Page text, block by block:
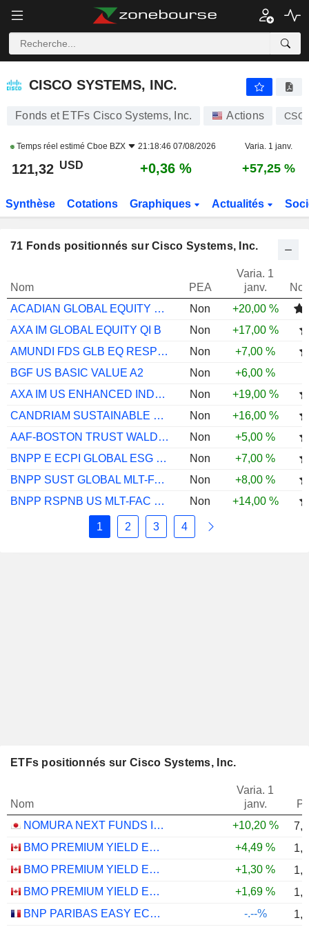
CISCO SYSTEMS, INC.
CISCO SYSTEMS, INC.
Fonds et ETFs Cisco Systems, Inc. Actions
Temps réel estimé Cboe BZX 21:18:46 07/08/2026 Varia. 1 janv.
121,32 USD +0,36 % +57,25 %
Synthèse Cotations Graphiques Actualités
71 Fonds positionnés sur Cisco Systems, Inc.
Nom PEA
Varia. 1
janv.
ACADIAN GLOBAL EQUITY UCITS A EUR
Non
+20,00 %
AXA IM GLOBAL EQUITY QI B
Non
+17,00 %
AMUNDI FDS GLB EQ RESP A EUR C
Non
+7,00 %
BGF US BASIC VALUE A2
Non
+6,00 %
AXA IM US ENHANCED INDEX EQ QI M $ ACC
Non
+19,00 %
CANDRIAM SUSTAINABLE EQ FUT MBLTY CH ...
Non
+16,00 %
AAF-BOSTON TRUST WALDEN US ESG EQS I$
Non
+5,00 %
BNPP E ECPI GLOBAL ESG INFRAS TRACK CL
Non
+7,00 %
BNPP SUST GLOBAL MLT-FAC EQ CLRH EUR ACC
Non
+8,00 %
BNPP RSPNB US MLT-FAC EQ CL EUR ACC
Non +14,00 %
1 2 3 4
ETFs positionnés sur Cisco Systems, Inc.
Nom
Varia. 1
janv.
NOMURA NEXT FUNDS INTERNATIONAL EQUITY MSCI-KOKUSAI (YEN-HEDGED) ETF - JPY
+10,20 %
BMO PREMIUM YIELD ETF - CAD
+4,49 %
BMO PREMIUM YIELD ETF - USD
+1,30 %
BMO PREMIUM YIELD ETF - CAD HEDGED
+1,69 %
BNP PARIBAS EASY ECPI GLOBAL ESG INFRASTRUCTURE UCITS ETF (C) - USD
-.--%